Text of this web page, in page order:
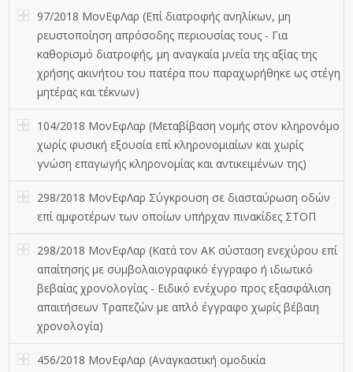
97/2018 ΜονΕφΛαρ (Επί διατροφής ανηλίκων, μη
ρευστοποίηση απρόσοδης περιουσίας τους - Για
καθορισμό διατροφής, μη αναγκαία μνεία της αξίας της
χρήσης ακινήτου του πατέρα που παραχωρήθηκε ως στέγη
μητέρας και τέκνων)
104/2018 ΜονΕφΛαρ (Μεταβίβαση νομής στον κληρονόμο
χωρίς φυσική εξουσία επί κληρονομιαίων και χωρίς
γνώση επαγωγής κληρονομίας και αντικειμένων της)
298/2018 ΜονΕφΛαρ Σύγκρουση σε διασταύρωση οδών
επί αμφοτέρων των οποίων υπήρχαν πινακίδες ΣΤΟΠ
298/2018 ΜονΕφΛαρ (Κατά τον ΑΚ σύσταση ενεχύρου επί
απαίτησης με συμβολαιογραφικό έγγραφο ή ιδιωτικό
βεβαίας χρονολογίας - Ειδικό ενέχυρο προς εξασφάλιση
απαιτήσεων Τραπεζών με απλό έγγραφο χωρίς βέβαιη
χρονολογία)
456/2018 ΜονΕφΛαρ (Αναγκαστική ομοδικία